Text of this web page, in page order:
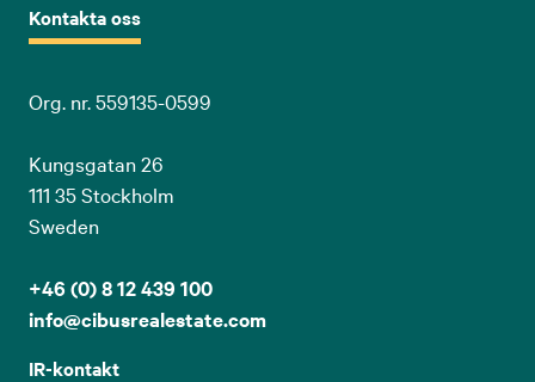
Kontakta oss
Org. nr. 559135-0599
Kungsgatan 26
111 35 Stockholm
Sweden
+46 (0) 8 12 439 100
info@cibusrealestate.com
IR-kontakt